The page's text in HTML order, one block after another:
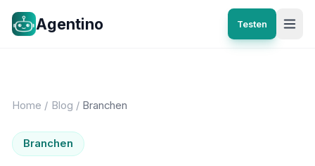
Agentino Testen
Home / Blog / Branchen
Branchen